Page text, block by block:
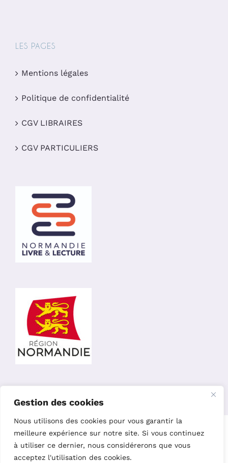
Gestion des cookies
Nous utilisons des cookies pour vous garantir la
meilleure expérience sur notre site. Si vous continuez
à utiliser ce dernier, nous considérerons que vous
acceptez l'utilisation des cookies.
LES PAGES
Mentions légales
Politique de confidentialité
CGV LIBRAIRES
CGV PARTICULIERS
Copyright 2023 – L’Oiseau Parleur Editions |
Site réalisé par
Charline Budor
Création graphique par Nelly Chaillot